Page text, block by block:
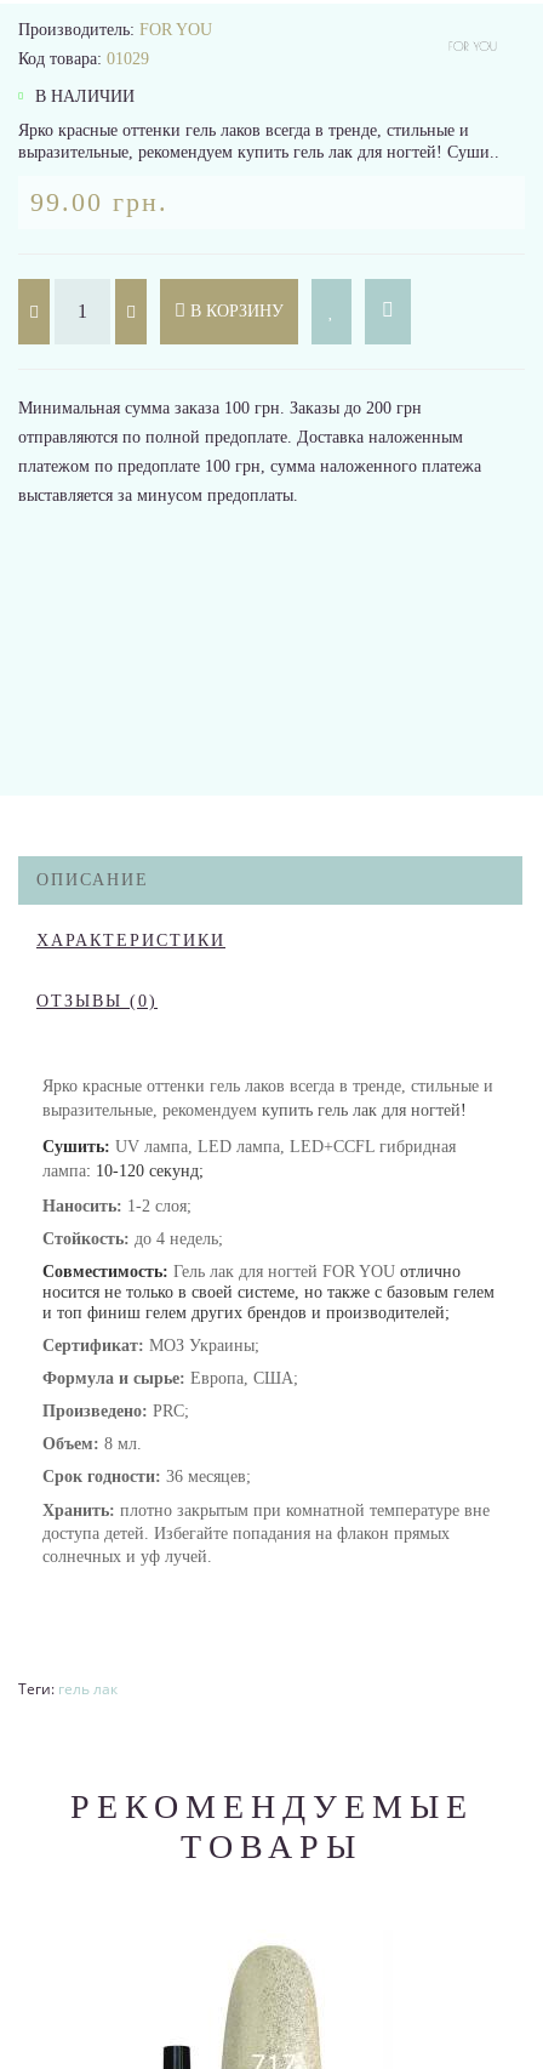
Производитель: FOR YOU
Код товара: 01029
В НАЛИЧИИ
Ярко красные оттенки гель лаков всегда в тренде, стильные и
выразительные, рекомендуем купить гель лак для ногтей! Суши..
99.00 грн.
В КОРЗИНУ
Минимальная сумма заказа 100 грн. Заказы до 200 грн
отправляются по полной предоплате. Доставка наложенным
платежом по предоплате 100 грн, сумма наложенного платежа
выставляется за минусом предоплаты.
ОПИСАНИЕ
ХАРАКТЕРИСТИКИ
ОТЗЫВЫ (0)
Ярко красные оттенки гель лаков всегда в тренде, стильные и
выразительные, рекомендуем купить гель лак для ногтей!
Сушить: UV лампа, LED лампа, LED+CCFL гибридная
лампа: 10-120 секунд;
Наносить: 1-2 слоя;
Стойкость: до 4 недель;
Совместимость: Гель лак для ногтей FOR YOU отлично
носится не только в своей системе, но также с базовым гелем
и топ финиш гелем других брендов и производителей;
Сертификат: МОЗ Украины;
Формула и сырье: Европа, США;
Произведено: PRC;
Объем: 8 мл.
Срок годности: 36 месяцев;
Хранить: плотно закрытым при комнатной температуре вне
доступа детей. Избегайте попадания на флакон прямых
солнечных и уф лучей.
Теги: гель лак
РЕКОМЕНДУЕМЫЕ
ТОВАРЫ